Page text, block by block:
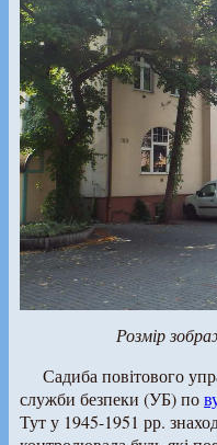
Розмір
Садиба повітового
служби безпеки (УБ) по
Тут у 1945-1951 рр.